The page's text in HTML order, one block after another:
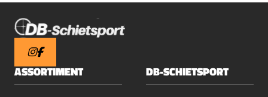
ASSORTIMENT DB-SCHIETSPORT